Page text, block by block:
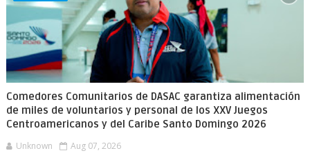
Comedores Comunitarios de DASAC garantiza alimentación
de miles de voluntarios y personal de los XXV Juegos
Centroamericanos y del Caribe Santo Domingo 2026
Unknown Aug 07, 2026